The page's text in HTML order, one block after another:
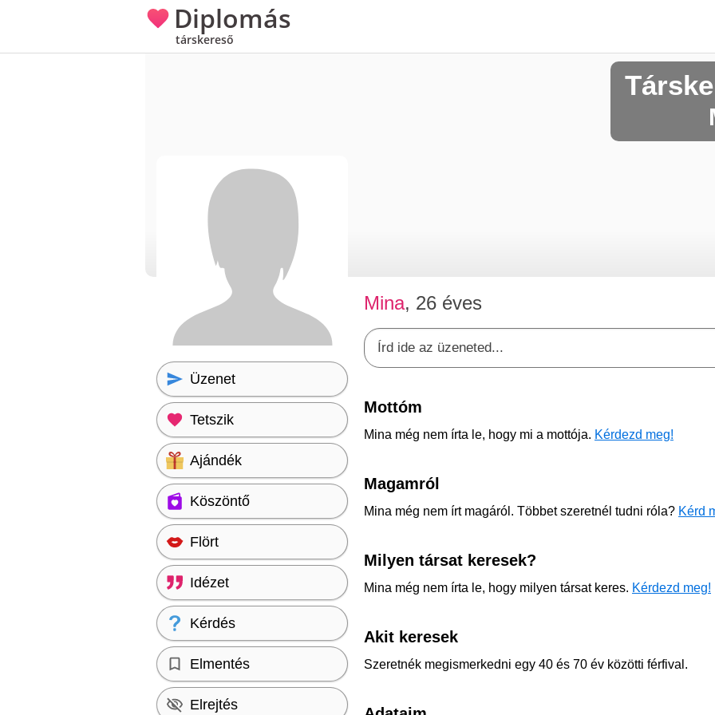
Diplomás
társkereső
Mina, 26 éves
Mottóm
Mina még nem írta le, hogy mi a mottója. Kérdezd meg!
Magamról
Mina még nem írt magáról. Többet szeretnél tudni róla? Kérd
Milyen társat keresek?
Mina még nem írta le, hogy milyen társat keres. Kérdezd meg!
Akit keresek
Szeretnék megismerkedni egy 40 és 70 év közötti férfival.
Üzenet
Tetszik
Ajándék
Köszöntő
Flört
Idézet
Kérdés
Elmentés
Elrejtés